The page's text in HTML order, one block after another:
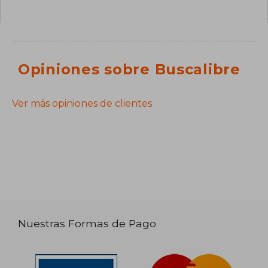
Opiniones sobre Buscalibre
Ver más opiniones de clientes
Nuestras Formas de Pago